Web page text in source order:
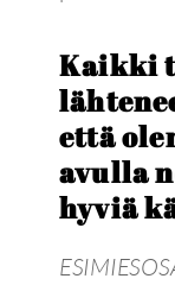
Kaikki
että
avulla
hyviä